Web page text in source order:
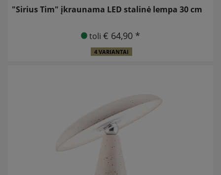
"Sirius Tim" įkraunama LED stalinė lempa 30 cm
toli€ 64,90 *
4 VARIANTAI